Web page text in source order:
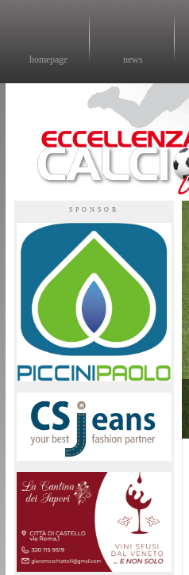
homepage news
SPONSOR